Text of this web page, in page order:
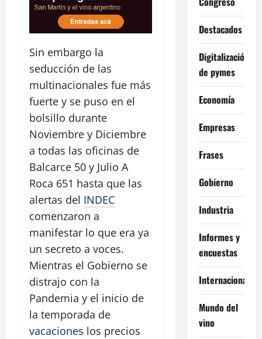
Sin embargo la
seducción de las
multinacionales fue más
fuerte y se puso en el
bolsillo durante
Noviembre y Diciembre
a todas las oficinas de
Balcarce 50 y Julio A
Roca 651 hasta que las
alertas del INDEC
comenzaron a
manifestar lo que era ya
un secreto a voces.
Mientras el Gobierno se
distrajo con la
Pandemia y el inicio de
la temporada de
vacaciones los precios
Destacados
Digitalización
de pymes
Economía
Empresas
Frases
Gobierno
Industria
Informes y
encuestas
Internacional
Mundo del
vino